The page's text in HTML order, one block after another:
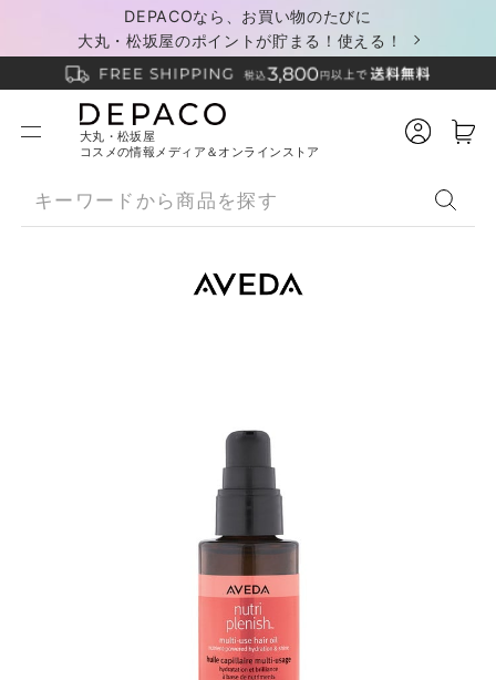
DEPACOなら、お買い物のたびに
大丸・松坂屋のポイントが貯まる！使える！
大丸・松坂屋
コスメの情報メディア＆オンラインストア